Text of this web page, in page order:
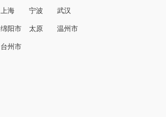
上海 宁波 武汉
绵阳市 太原 温州市
台州市